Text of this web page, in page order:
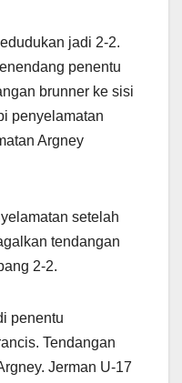
jadi 2-2.
penentu
brunner ke sisi
penyelamatan
Argney
setelah
tendangan
2-2.
penentu
Tendangan
Jerman U-17